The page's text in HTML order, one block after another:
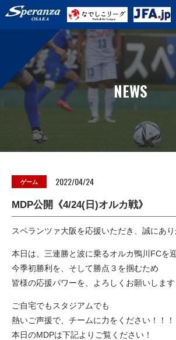
NEWS
ゲーム 2022/04/24
MDP公開《4/24(日)オルカ戦》
スペランツァ大阪を応援いただき、誠にあり
本日は、三連勝と波に乗るオルカ鴨川FCを
今季初勝利を、そして勝点３を掴むため
皆様の応援パワーを、よろしくお願いします
ご自宅でもスタジアムでも
熱いご声援で、チームに力をください！！！
本日のMDPは下記よりご覧ください！